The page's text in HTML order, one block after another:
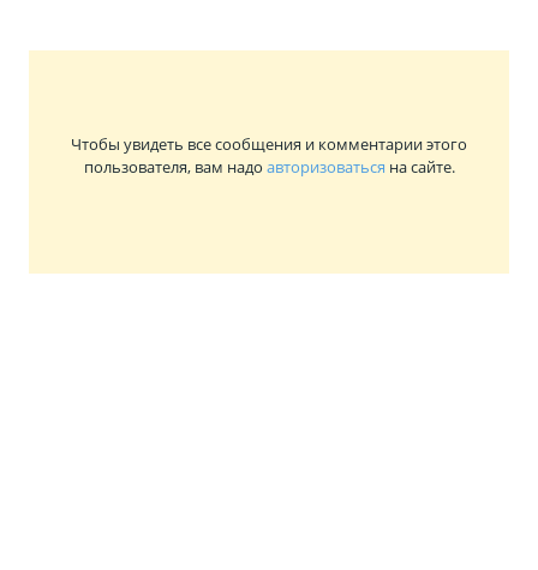
Чтобы увидеть все сообщения и комментарии этого
пользователя, вам надо авторизоваться на сайте.